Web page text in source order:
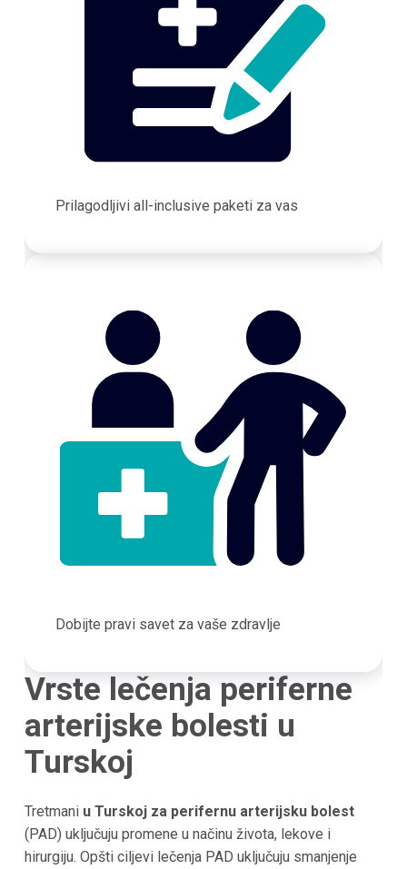
Prilagodljivi all-inclusive paketi za vas
Dobijte pravi savet za vaše zdravlje
Vrste lečenja periferne
arterijske bolesti u
Turskoj
Tretmani u Turskoj za perifernu arterijsku bolest
(PAD) uključuju promene u načinu života, lekove i
hirurgiju. Opšti ciljevi lečenja PAD uključuju smanjenje